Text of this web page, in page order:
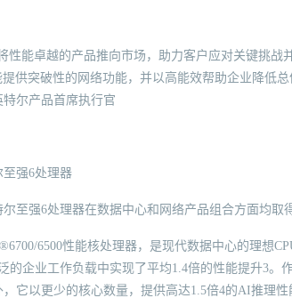
性能卓越的产品推向市场，助力客户应对关键挑
提供突破性的网络功能，并以高能效帮助企业降低
尔产品首席执行官
强6处理器
至强6处理器在数据中心和网络产品组合方面均取
6500性能核处理器，是现代数据中心的理想
的企业工作负载中实现了平均1.4倍的性能提升3。
它以更少的核心数量，提供高达1.5倍4的AI推理